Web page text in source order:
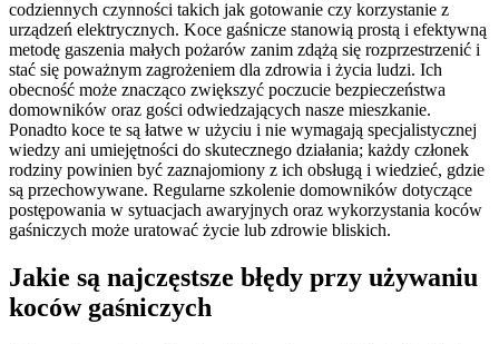
codziennych czynności takich jak gotowanie czy korzystanie z
urządzeń elektrycznych. Koce gaśnicze stanowią prostą i efektywną
metodę gaszenia małych pożarów zanim zdążą się rozprzestrzenić i
stać się poważnym zagrożeniem dla zdrowia i życia ludzi. Ich
obecność może znacząco zwiększyć poczucie bezpieczeństwa
domowników oraz gości odwiedzających nasze mieszkanie.
Ponadto koce te są łatwe w użyciu i nie wymagają specjalistycznej
wiedzy ani umiejętności do skutecznego działania; każdy członek
rodziny powinien być zaznajomiony z ich obsługą i wiedzieć, gdzie
są przechowywane. Regularne szkolenie domowników dotyczące
postępowania w sytuacjach awaryjnych oraz wykorzystania koców
gaśniczych może uratować życie lub zdrowie bliskich.
Jakie są najczęstsze błędy przy używaniu
koców gaśniczych